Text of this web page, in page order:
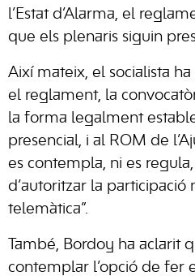
l’Estat d’Alarma, el
que els plenaris siguin
Així mateix, el socialista
el reglament, la
la forma legalment
presencial, i al ROM de
es contempla, ni es
d’autoritzar la participació
telemàtica”.
També, Bordoy ha aclarit
contemplar l’opció de fer